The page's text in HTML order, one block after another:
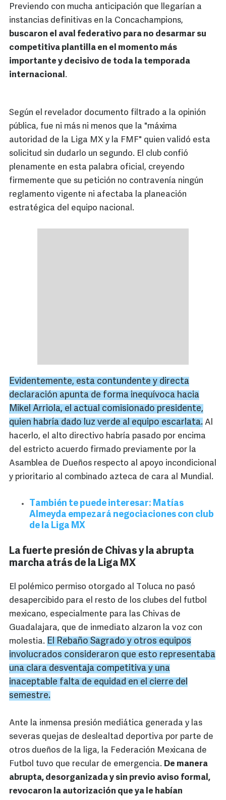
Previendo con mucha anticipación que llegarían a
instancias definitivas en la Concachampions,
buscaron el aval federativo para no desarmar su
competitiva plantilla en el momento más
importante y decisivo de toda la temporada
internacional.
Según el revelador documento filtrado a la opinión
pública, fue ni más ni menos que la "máxima
autoridad de la Liga MX y la FMF" quien validó esta
solicitud sin dudarlo un segundo. El club confió
plenamente en esta palabra oficial, creyendo
firmemente que su petición no contravenía ningún
reglamento vigente ni afectaba la planeación
estratégica del equipo nacional.
Evidentemente, esta contundente y directa
declaración apunta de forma inequívoca hacia
Mikel Arriola, el actual comisionado presidente,
quien habría dado luz verde al equipo escarlata. Al
hacerlo, el alto directivo habría pasado por encima
del estricto acuerdo firmado previamente por la
Asamblea de Dueños respecto al apoyo incondicional
y prioritario al combinado azteca de cara al Mundial.
También te puede interesar: Matías
Almeyda empezará negociaciones con club
de la Liga MX
La fuerte presión de Chivas y la abrupta
marcha atrás de la Liga MX
El polémico permiso otorgado al Toluca no pasó
desapercibido para el resto de los clubes del futbol
mexicano, especialmente para las Chivas de
Guadalajara, que de inmediato alzaron la voz con
molestia. El Rebaño Sagrado y otros equipos
involucrados consideraron que esto representaba
una clara desventaja competitiva y una
inaceptable falta de equidad en el cierre del
semestre.
Ante la inmensa presión mediática generada y las
severas quejas de deslealtad deportiva por parte de
otros dueños de la liga, la Federación Mexicana de
Futbol tuvo que recular de emergencia. De manera
abrupta, desorganizada y sin previo aviso formal,
revocaron la autorización que ya le habían